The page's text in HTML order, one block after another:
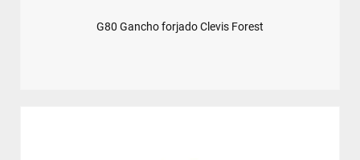
G80 Gancho forjado Clevis Forest